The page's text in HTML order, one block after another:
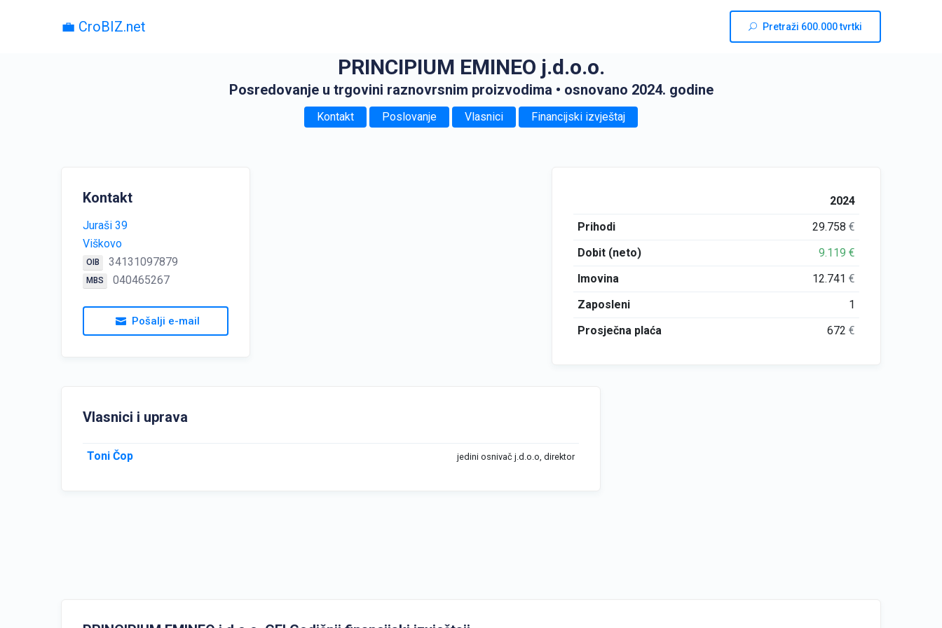
💼 CroBIZ.net Pretraži 600.000 tvrtki
PRINCIPIUM EMINEO j.d.o.o.
Posredovanje u trgovini raznovrsnim proizvodima • osnovano 2024. godine
Kontakt Poslovanje Vlasnici Financijski izvještaj
Kontakt
Juraši 39
Viškovo
OIB 34131097879
MBS 040465267
Pošalji e-mail
2024
Prihodi
29.758€
Dobit (neto)
9.119€
Imovina
12.741€
Zaposleni
1
Prosječna plaća
672€
Vlasnici i uprava
Toni Čop jedini osnivač j.d.o.o, direktor